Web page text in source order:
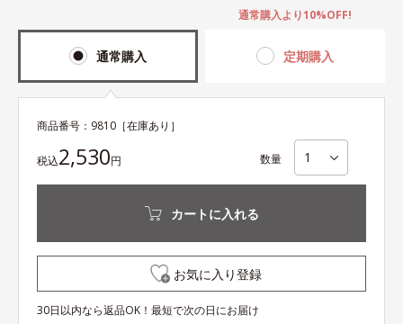
通常購入 定期購入
通常購入より10%OFF!
商品番号： 9810 ［在庫あり］
税込2,530円 数量
カートに入れる
お気に入り登録
30日以内なら返品OK！最短で次の日にお届け